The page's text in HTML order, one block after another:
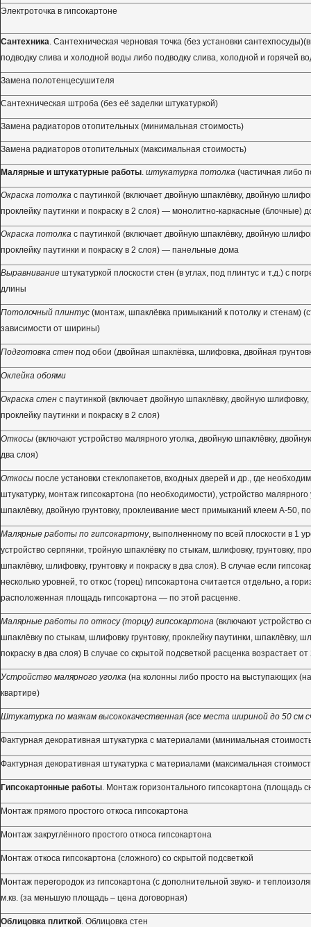
Электроточка в гипсокартоне
Сантехника . Сантехническая черновая точка (без установки
подводку слива и холодной воды либо подводку слива, холодной и горячей
Замена полотенцесушителя
Сантехническая штроба (без её заделки штукатуркой)
Замена радиаторов отопительных (минимальная стоимость)
Замена радиаторов отопительных (максимальная стоимость)
Малярные и штукатурные работы штукатурка потолка (частичная либо
Окраска потолка с паутинкой (включает двойную шпаклёвку, двойную
проклейку паутинки и покраску в 2 слоя) — монолитно-каркасные (блочные)
Окраска потолка с паутинкой (включает двойную шпаклёвку, двойную
проклейку паутинки и покраску в 2 слоя) — панельные дома
Выравнивание штукатуркой плоскости стен (в углах, под плинтус и т.д.) с
длины
Потолочный плинтус (монтаж, шпаклёвка примыканий к потолку и стенам)
зависимости от ширины)
Подготовка стен под обои (двойная шпаклёвка, шлифовка, двойная
Оклейка обоями
Окраска стен с паутинкой (включает двойную шпаклёвку, двойную шлифовку,
проклейку паутинки и покраску в 2 слоя)
Откосы (включают устройство малярного уголка, двойную шпаклёвку,
два слоя)
Откосы после установки стеклопакетов, входных дверей и др., где
штукатурку, монтаж гипсокартона (по необходимости), устройство малярного
шпаклёвку, двойную грунтовку, проклеивание мест примыканий клеем А-50,
Малярные работы по гипсокартону, выполненному по всей плоскости в 1
устройство серпянки, тройную шпаклёвку по стыкам, шлифовку, грунтовку,
шпаклёвку, шлифовку, грунтовку и покраску в два слоя). В случае если
несколько уровней, то откос (торец) гипсокартона считается отдельно, а
расположенная площадь гипсокартона — по этой расценке.
Малярные работы по откосу (торцу) гипсокартона (включают устройство
шпаклёвку по стыкам, шлифовку грунтовку, проклейку паутинки, шпаклёвку,
покраску в два слоя) В случае со скрытой подсветкой расценка возрастает
Устройство малярного уголка (на колонны либо просто на выступающих
квартире)
Штукатурка по маякам высококачественная (все места шириной до 50 см
Фактурная декоративная штукатурка с материалами (минимальная
Фактурная декоративная штукатурка с материалами (максимальная
Гипсокартонные работы . Монтаж горизонтального гипсокартона (площадь
Монтаж прямого простого откоса гипсокартона
Монтаж закруглённого простого откоса гипсокартона
Монтаж откоса гипсокартона (сложного) со скрытой подсветкой
Монтаж перегородок из гипсокартона (с дополнительной звуко- и
м.кв. (за меньшую площадь – цена договорная)
Облицовка плиткой . Облицовка стен